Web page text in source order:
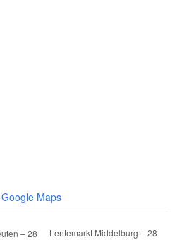
Maps
– 28
Lentemarkt Middelburg – 28